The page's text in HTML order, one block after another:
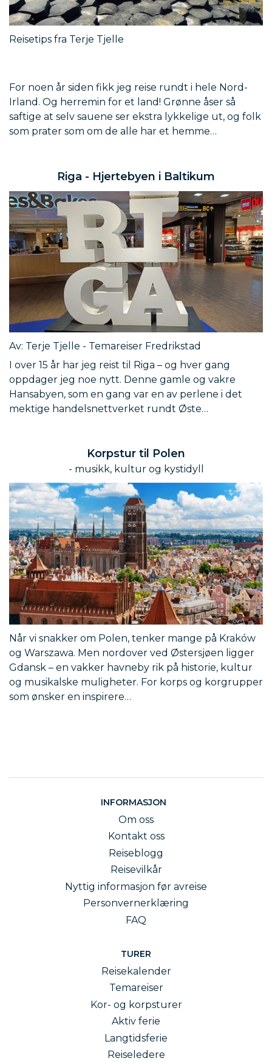
Reisetips fra Terje Tjelle
For noen år siden fikk jeg reise rundt i hele Nord-
Irland. Og herremin for et land! Grønne åser så
saftige at selv sauene ser ekstra lykkelige ut, og folk
som prater som om de alle har et hemme…
Riga - Hjertebyen i Baltikum
Av: Terje Tjelle - Temareiser Fredrikstad
I over 15 år har jeg reist til Riga – og hver gang
oppdager jeg noe nytt. Denne gamle og vakre
Hansabyen, som en gang var en av perlene i det
mektige handelsnettverket rundt Øste…
Korpstur til Polen
- musikk, kultur og kystidyll
Når vi snakker om Polen, tenker mange på Kraków
og Warszawa. Men nordover ved Østersjøen ligger
Gdansk – en vakker havneby rik på historie, kultur
og musikalske muligheter. For korps og korgrupper
som ønsker en inspirere…
INFORMASJON
Om oss
Kontakt oss
Reiseblogg
Reisevilkår
Nyttig informasjon før avreise
Personvernerklæring
FAQ
TURER
Reisekalender
Temareiser
Kor- og korpsturer
Aktiv ferie
Langtidsferie
Reiseledere